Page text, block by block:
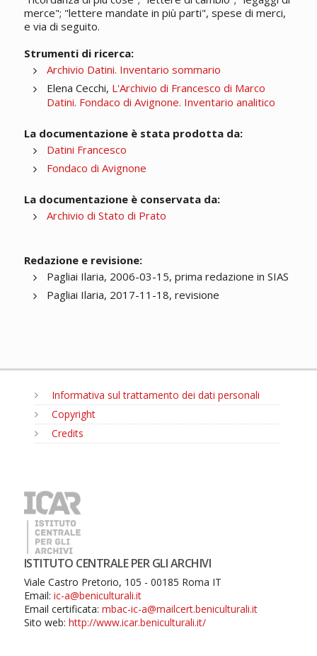
merce"; "lettere mandate in più parti", spese di merci,
e via di seguito.
Strumenti di ricerca:
Archivio Datini. Inventario sommario
Elena Cecchi, L'Archivio di Francesco di Marco
Datini. Fondaco di Avignone. Inventario analitico
La documentazione è stata prodotta da:
Datini Francesco
Fondaco di Avignone
La documentazione è conservata da:
Archivio di Stato di Prato
Redazione e revisione:
Pagliai Ilaria, 2006-03-15, prima redazione in SIAS
Pagliai Ilaria, 2017-11-18, revisione
Informativa sul trattamento dei dati personali
Copyright
Credits
ISTITUTO CENTRALE PER GLI ARCHIVI
Viale Castro Pretorio, 105 - 00185 Roma IT
Email: ic-a@beniculturali.it
Email certificata: mbac-ic-a@mailcert.beniculturali.it
Sito web: http://www.icar.beniculturali.it/